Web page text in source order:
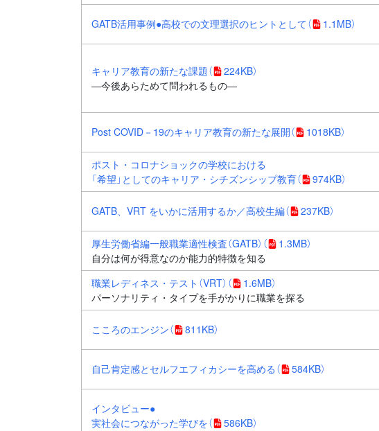
GATB活用事例●高校での文理選択のヒントとして（ 1.1MB）
キャリア教育の新たな課題（
224KB）
―今後あらためて問われるもの―
Post COVID－19のキャリア教育の新たな展開（ 1018KB）
ポスト・コロナショックの学校における
「希望」としてのキャリア・シチズンシップ教育（ 974KB）
GATB、VRT をいかに活用するか／高校生編（ 237KB）
厚生労働省編一般職業適性検査（GATB） （
1.3MB）
自分は何が得意なのか能力的特徴を知る
職業レディネス・テスト（VRT） （
1.6MB）
パーソナリティ・タイプを手がかりに職業を探る
こころのエンジン（ 811KB）
自己肯定感とセルフエフィカシーを高める （ 584KB）
インタビュー●
実社会につながった学びを（ 586KB）